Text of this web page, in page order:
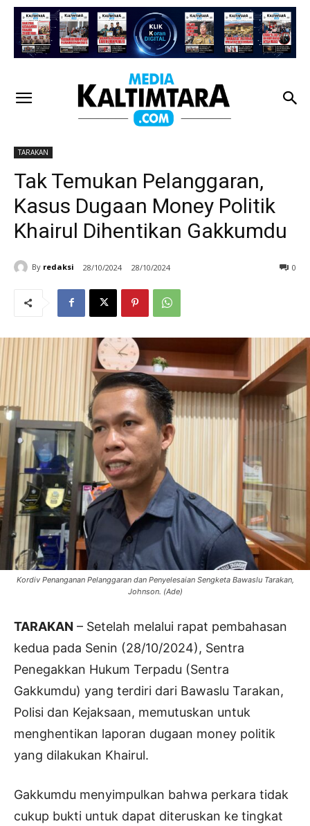
TARAKAN
Tak Temukan Pelanggaran,
Kasus Dugaan Money Politik
Khairul Dihentikan Gakkumdu
By redaksi 28/10/2024 28/10/2024 0
Kordiv Penanganan Pelanggaran dan Penyelesaian Sengketa Bawaslu Tarakan,
Johnson. (Ade)
TARAKAN – Setelah melalui rapat pembahasan
kedua pada Senin (28/10/2024), Sentra
Penegakkan Hukum Terpadu (Sentra
Gakkumdu) yang terdiri dari Bawaslu Tarakan,
Polisi dan Kejaksaan, memutuskan untuk
menghentikan laporan dugaan money politik
yang dilakukan Khairul.
Gakkumdu menyimpulkan bahwa perkara tidak
cukup bukti untuk dapat diteruskan ke tingkat